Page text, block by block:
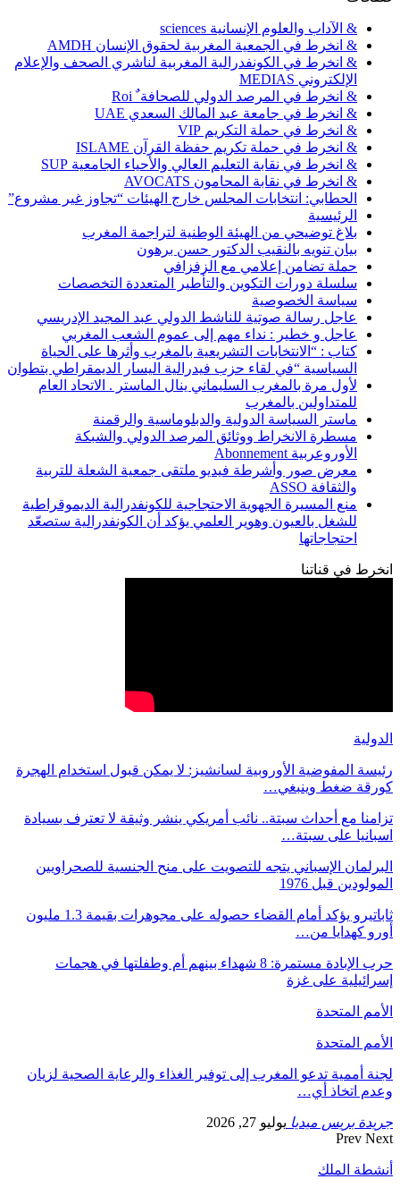
& الآداب والعلوم الإنسانية sciences
& انخرط في الجمعية المغربية لحقوق الإنسان AMDH
& انخرط في الكونفدرالية المغربية لناشري الصحف والإعلام
الإلكتروني MEDIAS
& انخرط في المرصد الدولي للصحافة ٌ Roi
& انخرط في جامعة عبد المالك السعدي UAE
& انخرط في حملة التكريم VIP
& انخرط في حملة تكريم حفظة القرآن ISLAME
& انخرط في نقابة التعليم العالي والأحياء الجامعية SUP
& انخرط في نقابة المحامون AVOCATS
الحطابي: انتخابات المجلس خارج الهيئات “تجاوز غير مشروع”
الرئيسية
بلاغ توضيحي من الهيئة الوطنية لتراجمة المغرب
بيان تنويه بالنقيب الدكتور حسن برهون
حملة تضامن إعلامي مع الزفزافي
سلسلة دورات التكوين والتأطير المتعددة التخصصات
سياسة الخصوصية
عاجل رسالة صوتية للناشط الدولي عبد المجيد الإدريسي
عاجل و خطير : نداء مهم إلى عموم الشعب المغربي
كتاب : “الانتخابات التشريعية بالمغرب وأثرها على الحياة
السياسية “في لقاء حزب فيدرالية اليسار الديمقراطي بتطوان
لأول مرة بالمغرب السليماني ينال الماستر . الاتحاد العام
للمتداولين بالمغرب
ماستر السياسة الدولية والدبلوماسية والرقمنة
مسطرة الانخراط ووثائق المرصد الدولي والشبكة
الأوروعربية Abonnement
معرض صور وأشرطة فيديو ملتقى جمعية الشعلة للتربية
والثقافة ASSO
منع المسيرة الجهوية الاحتجاجية للكونفدرالية الديموقراطية
للشغل بالعيون وهوير العلمي يؤكد أن الكونفدرالية ستصعّد
احتجاجاتها
انخرط في قناتنا
الدولية
رئيسة المفوضية الأوروبية لسانشيز: لا يمكن قبول استخدام الهجرة
كورقة ضغط وينبغي…
تزامنا مع أحداث سبتة.. نائب أمريكي ينشر وثيقة لا تعترف بسيادة
اسبانيا على سبتة…
البرلمان الإسباني يتجه للتصويت على منح الجنسية للصحراويين
المولودين قبل 1976
ثاباتيرو يؤكد أمام القضاء حصوله على مجوهرات بقيمة 1.3 مليون
أورو كهدايا من…
حرب الإبادة مستمرة: 8 شهداء بينهم أم وطفلتها في هجمات
إسرائيلية على غزة
الأمم المتحدة
الأمم المتحدة
لجنة أممية تدعو المغرب إلى توفير الغذاء والرعاية الصحية لزيان
وعدم اتخاذ أي…
جريدة بريس ميديا يوليو 27, 2026
Prev Next
أنشطة الملك